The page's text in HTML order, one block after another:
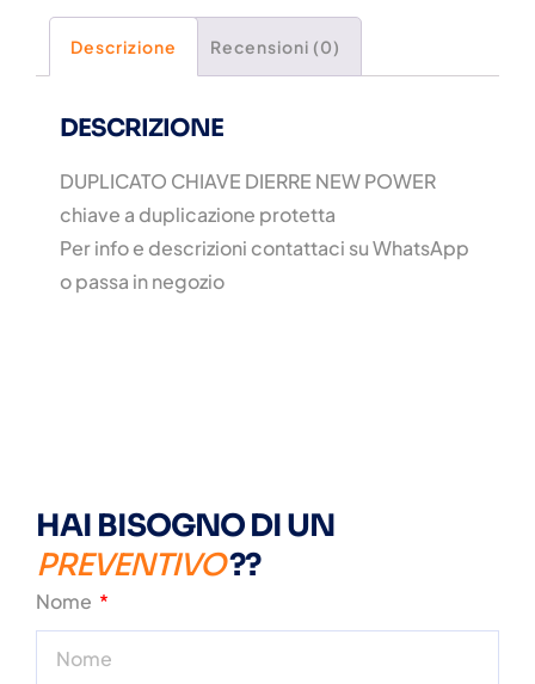
Descrizione Recensioni (0)
DESCRIZIONE
DUPLICATO CHIAVE DIERRE NEW POWER
chiave a duplicazione protetta
Per info e descrizioni contattaci su WhatsApp
o passa in negozio
HAI BISOGNO DI UN
PREVENTIVO??
Nome